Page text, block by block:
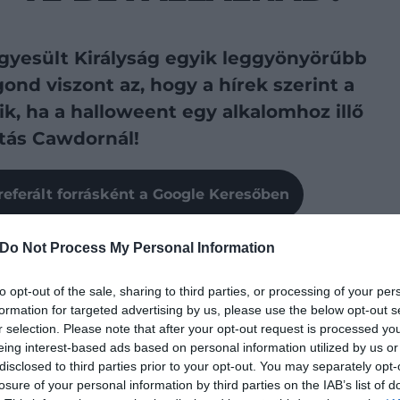
Do Not Process My Personal Information
opt-out of the sale, sharing to third parties, or processing of your
for targeted advertising by us, please use the below opt-out
selection. Please note that after your opt-out request is processed
interest-based ads based on personal information utilized by us
to third parties prior to your opt-out. You may separately
of your personal information by third parties on the IAB’s list of
Királyság egyik leggyönyörűbb
viszont az, hogy a hírek szerint a
ha a halloweent egy alkalomhoz illő
Cawdornál!
forrásként a Google Keresőben
mesébe illő települése viszont nem csak a
Machbet
darabjából ismerhetik. Emellett
éldegél az Angliában jól ismert „Kék Hölgy”